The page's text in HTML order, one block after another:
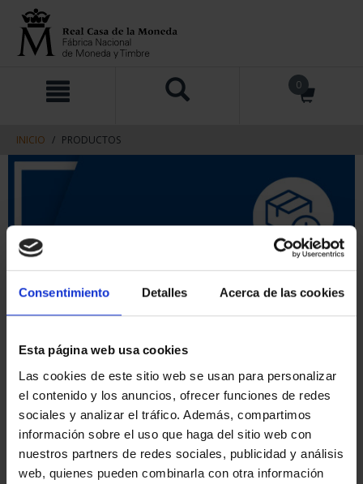
Consentimiento Detalles Acerca de las cookies
Esta página web usa cookies
Las cookies de este sitio web se usan para personalizar
el contenido y los anuncios, ofrecer funciones de redes
sociales y analizar el tráfico. Además, compartimos
información sobre el uso que haga del sitio web con
nuestros partners de redes sociales, publicidad y análisis
web, quienes pueden combinarla con otra información
contenido
navegacin
0
INICIO PRODUCTOS
ORDENAR POR: